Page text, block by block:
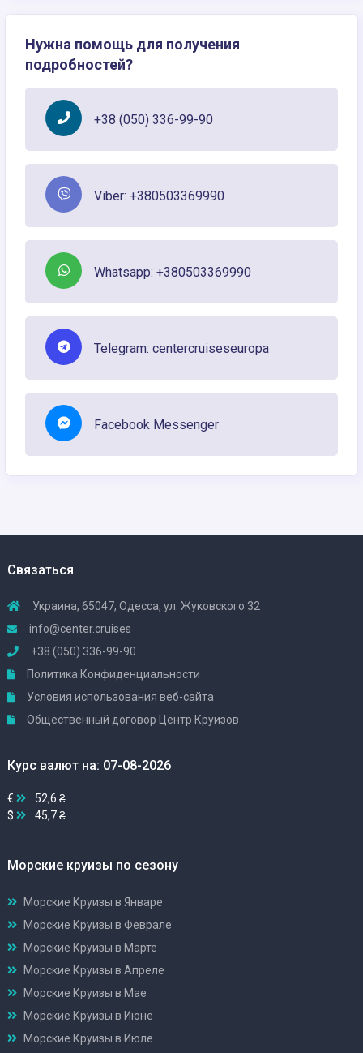
Нужна помощь для получения
подробностей?
+38 (050) 336-99-90
Viber: +380503369990
Whatsapp: +380503369990
Telegram: centercruiseseuropa
Facebook Messenger
Связаться
Украина, 65047, Одесса, ул. Жуковского 32
info@center.cruises
+38 (050) 336-99-90
Политика Конфиденциальности
Условия использования веб-сайта
Общественный договор Центр Круизов
Курс валют на: 07-08-2026
€
52,6 ₴
$
45,7 ₴
Морские круизы по сезону
Морские Круизы в Январе
Морские Круизы в Феврале
Морские Круизы в Марте
Морские Круизы в Апреле
Морские Круизы в Мае
Морские Круизы в Июне
Морские Круизы в Июле